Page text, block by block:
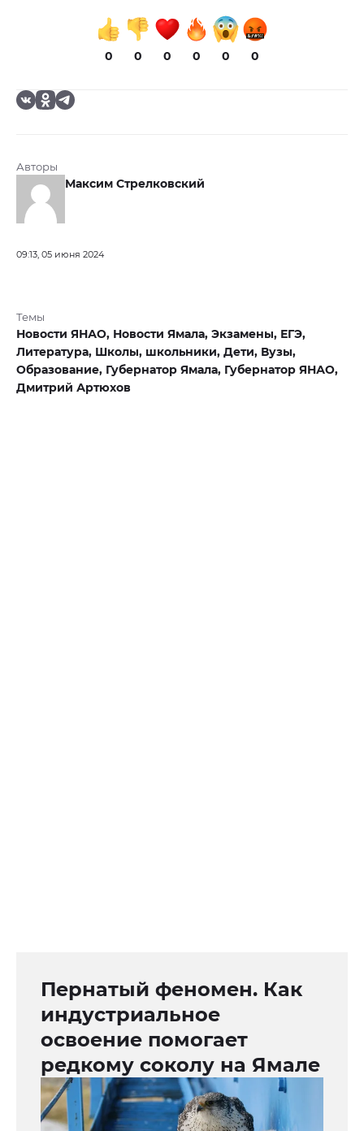
0 0 0 0 0 0
Авторы
Максим Стрелковский
09:13, 05 июня 2024
Темы
Новости ЯНАО, Новости Ямала, Экзамены, ЕГЭ,
Литература, Школы, школьники, Дети, Вузы,
Образование, Губернатор Ямала, Губернатор ЯНАО,
Дмитрий Артюхов
Пернатый феномен. Как
индустриальное
освоение помогает
редкому соколу на Ямале